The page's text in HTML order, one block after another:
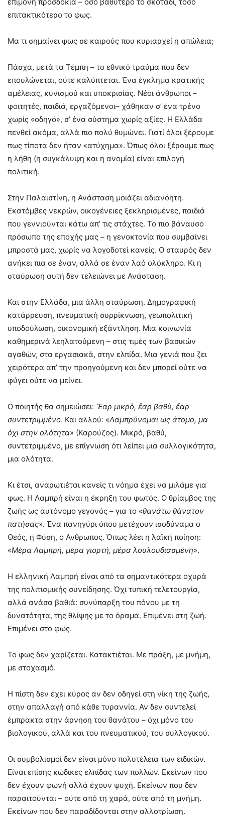
επιτακτικότερο το φως.
Μα τι σημαίνει φως σε καιρούς που κυριαρχεί η απώλεια;
Πάσχα, μετά τα Τέμπη – το εθνικό τραύμα που δεν
επουλώνεται, ούτε καλύπτεται. Ένα έγκλημα κρατικής
αμέλειας, κυνισμού και υποκρισίας. Νέοι άνθρωποι –
φοιτητές, παιδιά, εργαζόμενοι– χάθηκαν σ’ ένα τρένο
χωρίς «οδηγό», σ’ ένα σύστημα χωρίς αξίες. Η Ελλάδα
πενθεί ακόμα, αλλά πιο πολύ θυμώνει. Γιατί όλοι ξέρουμε
πως τίποτα δεν ήταν «ατύχημα». Όπως όλοι ξέρουμε πως
η λήθη (η συγκάλυψη και η ανομία) είναι επιλογή
πολιτική.
Στην Παλαιστίνη, η Ανάσταση μοιάζει αδιανόητη.
Εκατόμβες νεκρών, οικογένειες ξεκληρισμένες, παιδιά
που γεννιούνται κάτω απ’ τις στάχτες. Το πιο βάναυσο
πρόσωπο της εποχής μας – η γενοκτονία που συμβαίνει
μπροστά μας, χωρίς να λογοδοτεί κανείς. Ο σταυρός δεν
ανήκει πια σε έναν, αλλά σε έναν λαό ολόκληρο. Κι η
σταύρωση αυτή δεν τελειώνει με Ανάσταση.
Και στην Ελλάδα, μια άλλη σταύρωση. Δημογραφική
κατάρρευση, πνευματική συρρίκνωση, γεωπολιτική
υποδούλωση, οικονομική εξάντληση. Μια κοινωνία
καθημερινά λεηλατούμενη – στις τιμές των βασικών
αγαθών, στα εργασιακά, στην ελπίδα. Μια γενιά που ζει
χειρότερα απ’ την προηγούμενη και δεν μπορεί ούτε να
φύγει ούτε να μείνει.
Ο ποιητής θα σημειώσει: Ἔαρ μικρὸ, ἔαρ βαθὺ, ἔαρ
συντετριμμένο. Και αλλού: «Λαμπρύνομαι ως άτομο, μα
όχι στην ολότητα» (Καρούζος). Μικρό, βαθύ,
συντετριμμένο, με επίγνωση ότι λείπει μια συλλογικότητα,
μια ολότητα.
Κι έτσι, αναρωτιέται κανείς τι νόημα έχει να μιλάμε για
φως. Η Λαμπρή είναι η έκρηξη του φωτός. Ο θρίαμβος της
ζωής ως αυτόνομο γεγονός – για το «θανάτω θάνατον
πατήσας». Ένα πανηγύρι όπου μετέχουν ισοδύναμα ο
Θεός, η Φύση, ο Άνθρωπος. Όπως λέει η λαϊκή ποίηση:
«Μέρα Λαμπρή, μέρα γιορτή, μέρα λουλουδιασμένη».
Η ελληνική Λαμπρή είναι από τα σημαντικότερα οχυρά
της πολιτισμικής συνείδησης. Όχι τυπική τελετουργία,
αλλά ανάσα βαθιά: συνύπαρξη του πόνου με τη
δυνατότητα, της θλίψης με το όραμα. Επιμένει στη ζωή.
Επιμένει στο φως.
Το φως δεν χαρίζεται. Κατακτιέται. Με πράξη, με μνήμη,
με στοχασμό.
Η πίστη δεν έχει κύρος αν δεν οδηγεί στη νίκη της ζωής,
στην απαλλαγή από κάθε τυραννία. Αν δεν συντελεί
έμπρακτα στην άρνηση του θανάτου – όχι μόνο του
βιολογικού, αλλά και του πνευματικού, του συλλογικού.
Οι συμβολισμοί δεν είναι μόνο πολυτέλεια των ειδικών.
Είναι επίσης κώδικες ελπίδας των πολλών. Εκείνων που
δεν έχουν φωνή αλλά έχουν ψυχή. Εκείνων που δεν
παραιτούνται – ούτε από τη χαρά, ούτε από τη μνήμη.
Εκείνων που δεν παραδίδονται στην αλλοτρίωση.